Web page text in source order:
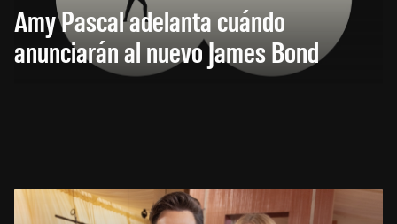
Amy Pascal adelanta cuándo
anunciarán al nuevo James Bond